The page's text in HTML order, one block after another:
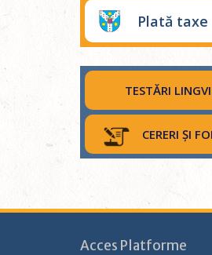
Plată
TESTĂRI
CERERI ȘI
Acces Platforme